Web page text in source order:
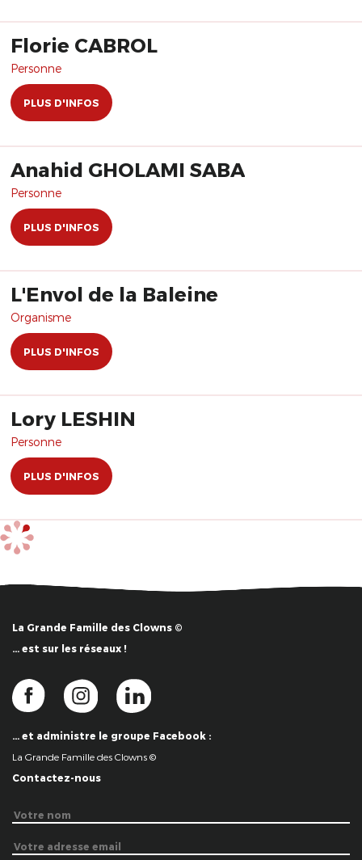
Florie CABROL
Personne
PLUS D'INFOS
Anahid GHOLAMI SABA
Personne
PLUS D'INFOS
L'Envol de la Baleine
Organisme
PLUS D'INFOS
Lory LESHIN
Personne
PLUS D'INFOS
La Grande Famille des Clowns ©
… est sur les réseaux !
… et administre le groupe Facebook :
La Grande Famille des Clowns ©
Contactez-nous